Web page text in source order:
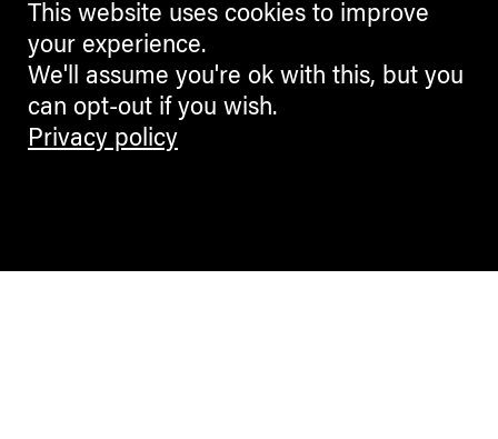
This website uses cookies to improve
your experience.
We'll assume you're ok with this, but you
can opt-out if you wish.
Privacy policy